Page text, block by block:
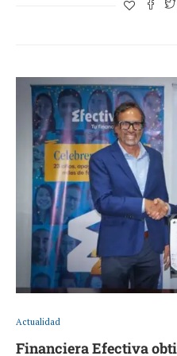
Actualidad
Financiera Efectiva